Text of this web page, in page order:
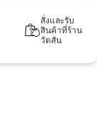
สั่งและรับ
สินค้าที่ร้าน
วัตสัน